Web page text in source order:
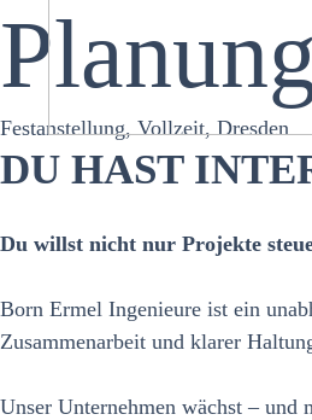
Festanstellung, Vollzeit, Dresden
DU HAST
Du willst nicht nur Projekte
Born Ermel Ingenieure ist ein
Zusammenarbeit und klarer
Unser Unternehmen wächst –